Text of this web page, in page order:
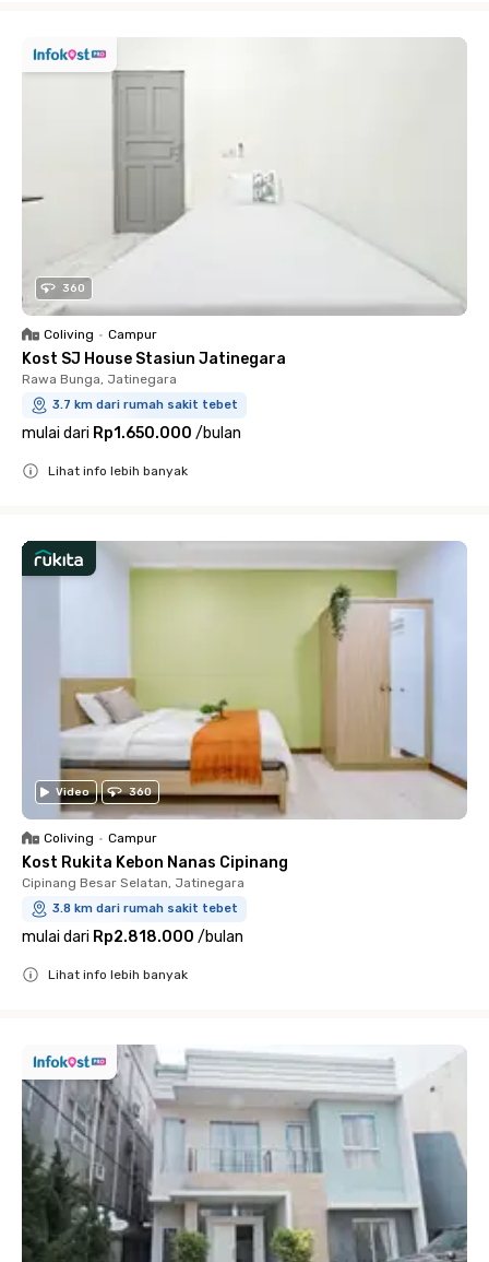
360
Coliving • Campur
Kost SJ House Stasiun Jatinegara
Rawa Bunga, Jatinegara
3.7 km dari rumah sakit tebet
mulai dari Rp1.650.000 /bulan
Lihat info lebih banyak
Video 360
Coliving • Campur
Kost Rukita Kebon Nanas Cipinang
Cipinang Besar Selatan, Jatinegara
3.8 km dari rumah sakit tebet
mulai dari Rp2.818.000 /bulan
Lihat info lebih banyak